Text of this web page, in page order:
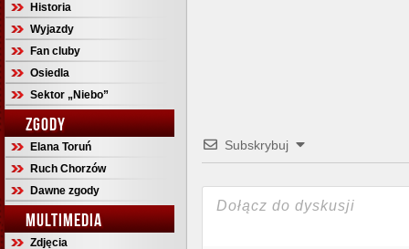
Historia
Wyjazdy
Fan cluby
Osiedla
Sektor „Niebo”
ZGODY
Elana Toruń
Ruch Chorzów
Dawne zgody
MULTIMEDIA
Zdjęcia
Subskrybuj